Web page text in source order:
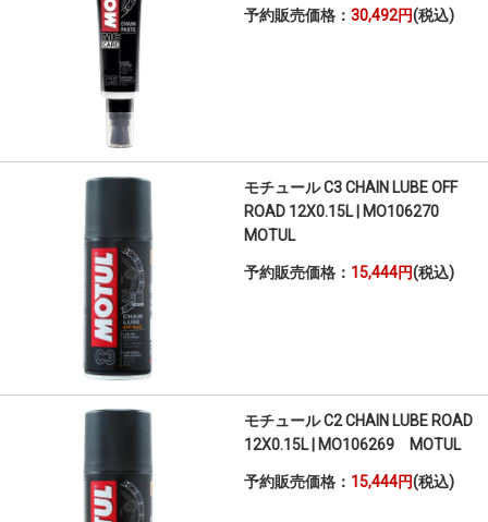
予約販売価格： 30,492円(税込)
モチュール C3 CHAIN LUBE OFF
ROAD 12X0.15L | MO106270
MOTUL
予約販売価格： 15,444円(税込)
モチュール C2 CHAIN LUBE ROAD
12X0.15L | MO106269 MOTUL
予約販売価格： 15,444円(税込)